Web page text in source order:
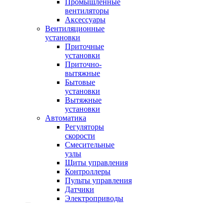
Промышленные
вентиляторы
Аксессуары
Вентиляционные
установки
Приточные
установки
Приточно-
вытяжные
Бытовые
установки
Вытяжные
установки
Автоматика
Регуляторы
скорости
Смесительные
узлы
Щиты управления
Контроллеры
Пульты управления
Датчики
Электроприводы